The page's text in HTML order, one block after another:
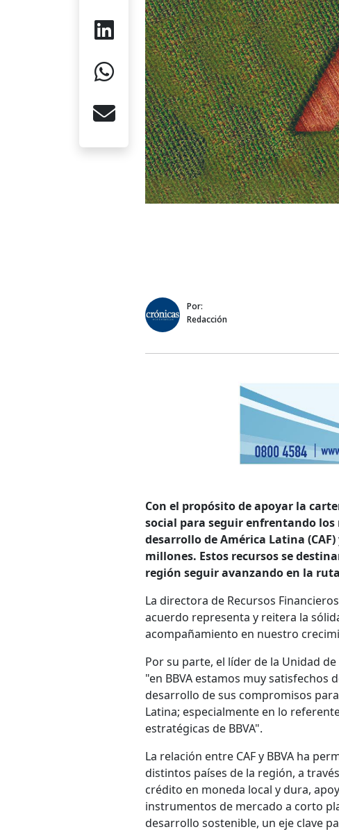
Por:
Redacción
Con el propósito de apoyar la
social para seguir enfrentando los
desarrollo de América Latina
millones. Estos recursos se
región seguir avanzando en la
La directora de Recursos
acuerdo representa y reitera la
acompañamiento en nuestro
Por su parte, el líder de la Unidad de
"en BBVA estamos muy satisfechos
desarrollo de sus compromisos
Latina; especialmente en lo
estratégicas de BBVA".
La relación entre CAF y BBVA ha
distintos países de la región, a
crédito en moneda local y dura,
instrumentos de mercado a corto
desarrollo sostenible, un eje clave